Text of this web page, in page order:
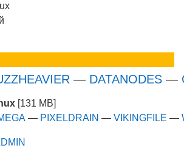
— DATANODES —
[131 MB]
— PIXELDRAIN — VIKINGFILE —